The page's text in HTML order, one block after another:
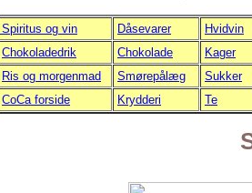
Spiritus og vin Dåsevarer
Hvidvin
Chokoladedrik
Chokolade
Kager
Ris og morgenmad
Smørepålæg
Sukker
CoCa forside
Krydderi Te